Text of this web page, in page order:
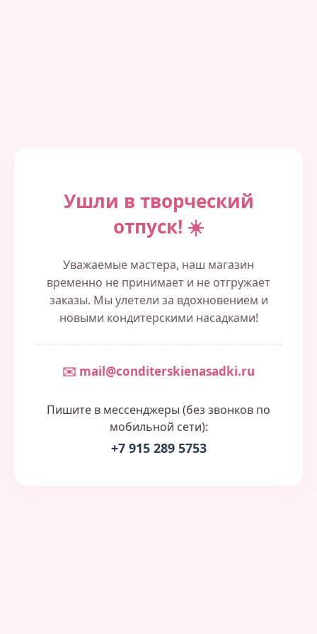
Ушли в творческий
отпуск! ☀️
Уважаемые мастера, наш магазин
временно не принимает и не отгружает
заказы. Мы улетели за вдохновением и
новыми кондитерскими насадками!
✉️ mail@conditerskienasadki.ru
Пишите в мессенджеры (без звонков по
мобильной сети):
+7 915 289 5753